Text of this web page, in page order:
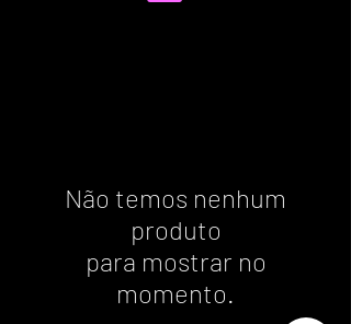
Não temos nenhum
produto
para mostrar no
momento.